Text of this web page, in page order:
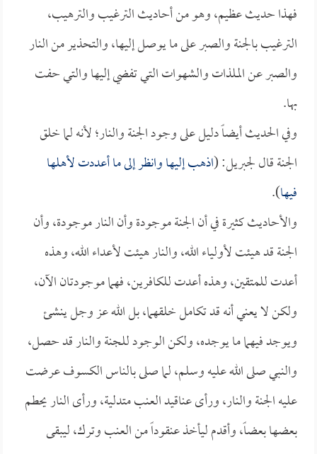
فهذا حديث عظيم، وهو من أحاديث الترغيب والترهيب،
الترغيب بالجنة والصبر على ما يوصل إليها، والتحذير من النار
والصبر عن الملذات والشهوات التي تفضي إليها والتي حفت
بها.
وفي الحديث أيضاً دليل على وجود الجنة والنار؛ لأنه لما خلق
الجنة قال لجبريل: (اذهب إليها وانظر إلى ما أعددت لأهلها
فيها).
والأحاديث كثيرة في أن الجنة موجودة وأن النار موجودة، وأن
الجنة قد هيئت لأولياء الله، والنار هيئت لأعداء الله، وهذه
أعدت للمتقين، وهذه أعدت للكافرين، فهما موجودتان الآن،
ولكن لا يعني أنه قد تكامل خلقهما، بل الله عز وجل ينشئ
ويوجد فيهما ما يوجده، ولكن الوجود للجنة والنار قد حصل،
والنبي صلى الله عليه وسلم، لما صلى بالناس الكسوف عرضت
عليه الجنة والنار، ورأى عناقيد العنب متدلية، ورأى النار يحطم
بعضها بعضاً، وأقدم ليأخذ عنقوداً من العنب وترك، ليبقى